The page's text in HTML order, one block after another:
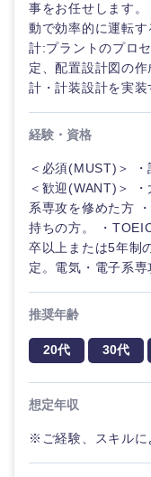
金融専門
職
メディカ
門職
建設・施
工管理
事務職
その他
その他マスメディ
エンターテ
法律・特許
人材・アウ
サービス
関東地方
千葉県
神奈川県
事をお任せします
動で効率的に運転
計:プラントのプロ
定、配置設計図の
計・計装設計を実装
経験・資格
＜必須(MUST)＞ ・
＜歓迎(WANT)＞
系専攻を修めた方
持ちの方。 ・
卒以上または5年制
定。電気・電子系専
推奨年齢
20代 30代
想定年収
※ご経験、スキルに